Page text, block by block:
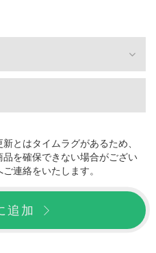
とはタイムラグがあるため、
を確保できない場合がござい
連絡をいたします。
追加